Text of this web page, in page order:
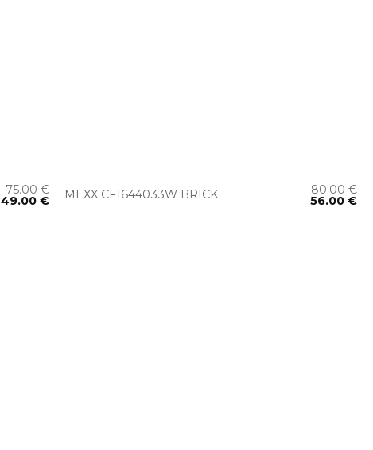
75.00€
49.00 € MEXX CF1644033W BRICK 80.00€
56.00 €